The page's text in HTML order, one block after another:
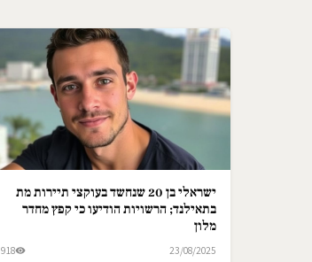
ישראלי בן 20 שנחשד בעוקצי תיירות מת
בתאילנד; הרשויות הודיעו כי קפץ מחדר
מלון
23/08/2025
918